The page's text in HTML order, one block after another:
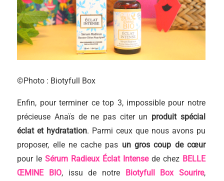
©Photo : Biotyfull Box
Enfin, pour terminer ce top 3, impossible pour notre
précieuse Anaïs de ne pas citer un produit spécial
éclat et hydratation. Parmi ceux que nous avons pu
proposer, elle ne cache pas un gros coup de cœur
pour leSérum Radieux Éclat Intensede chez BELLE
ŒMINE BIO, issu de notre Biotyfull Box Sourire,